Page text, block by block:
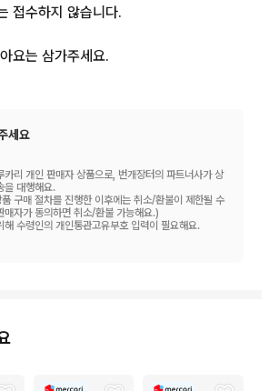
접수하지 않습니다.
요는 삼가주세요.
세요
카리 개인 판매자 상품으로, 번개장터의 파트너사가 상
을 대행해요.
구매 절차를 진행한 이후에는 취소/환불이 제한될 수
매자가 동의하면 취소/환불 가능해요.)
해 수령인의 개인통관고유부호 입력이 필요해요.